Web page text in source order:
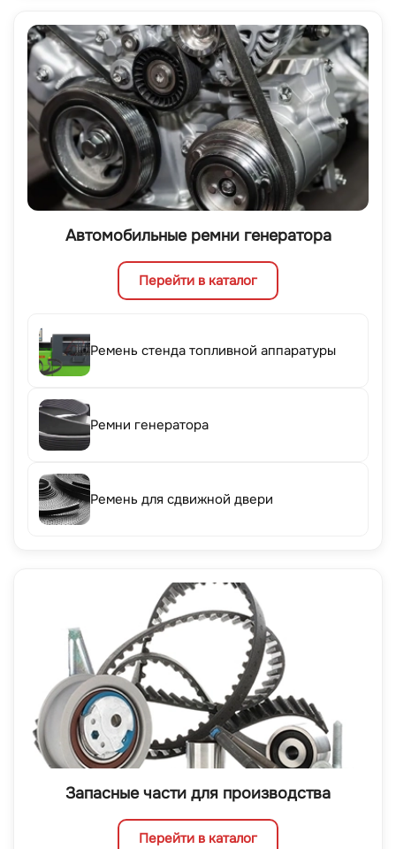
Автомобильные ремни генератора
Перейти в каталог
Ремень стенда топливной аппаратуры
Ремни генератора
Ремень для сдвижной двери
Запасные части для производства
Перейти в каталог